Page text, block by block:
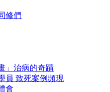
修們
」治病的奇蹟
員 致死案例頻現
會